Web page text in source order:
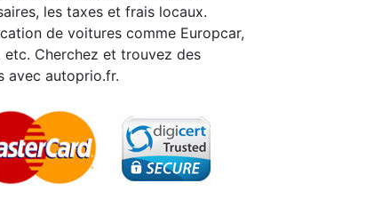
les taxes et frais locaux.
de voitures comme Europcar,
Cherchez et trouvez des
avec autoprio.fr.